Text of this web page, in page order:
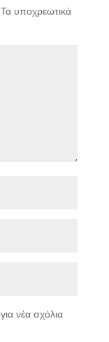
Τα υποχρεωτικά
νέα σχόλια